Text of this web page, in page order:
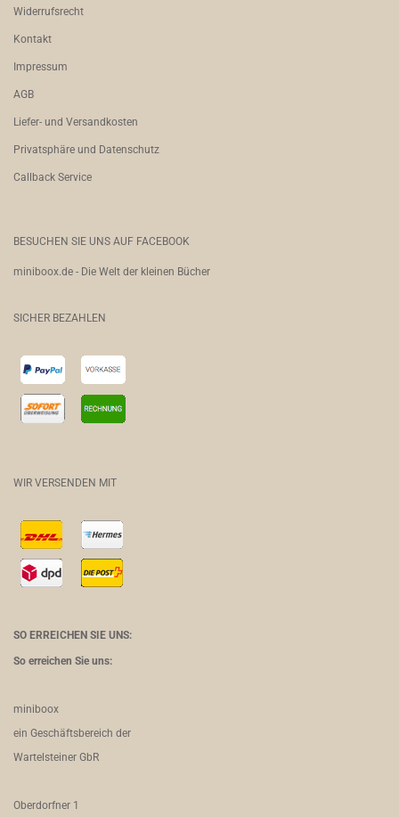
Widerrufsrecht
Kontakt
Impressum
AGB
Liefer- und Versandkosten
Privatsphäre und Datenschutz
Callback Service
BESUCHEN SIE UNS AUF FACEBOOK
miniboox.de - Die Welt der kleinen Bücher
SICHER BEZAHLEN
WIR VERSENDEN MIT
SO ERREICHEN SIE UNS:
So erreichen Sie uns:
miniboox
ein Geschäftsbereich der
Wartelsteiner GbR
Oberdorfner 1